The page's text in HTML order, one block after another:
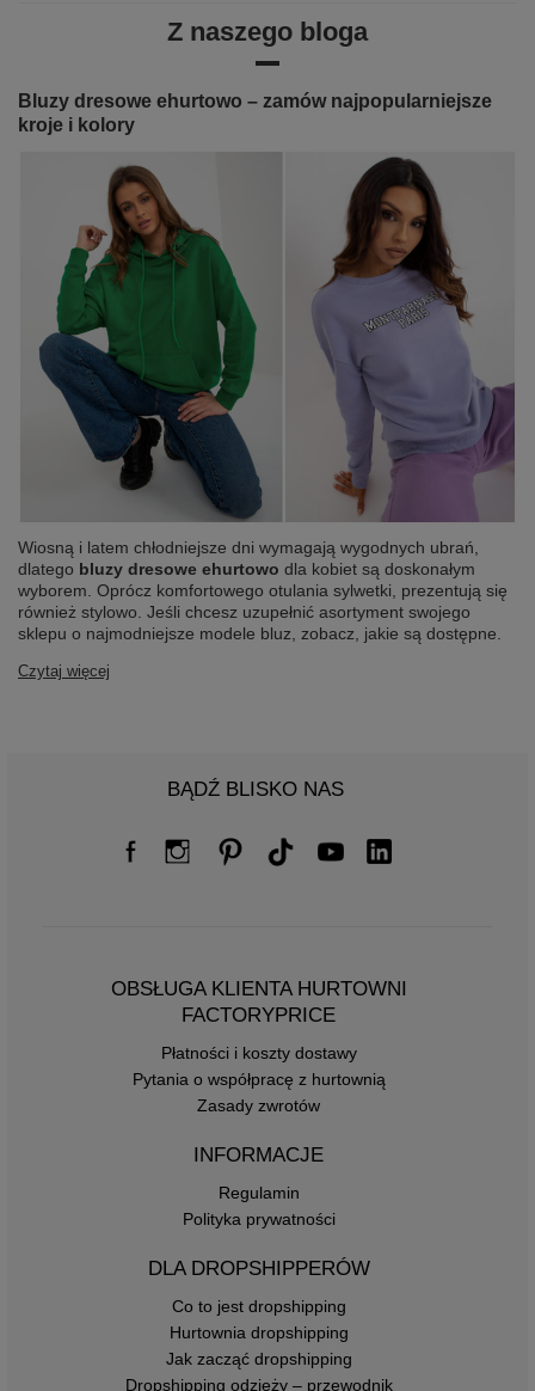
Z naszego bloga
Bluzy dresowe ehurtowo – zamów najpopularniejsze
kroje i kolory
Wiosną i latem chłodniejsze dni wymagają wygodnych ubrań,
dlatego bluzy dresowe ehurtowo dla kobiet są doskonałym
wyborem. Oprócz komfortowego otulania sylwetki, prezentują się
również stylowo. Jeśli chcesz uzupełnić asortyment swojego
sklepu o najmodniejsze modele bluz, zobacz, jakie są dostępne.
Czytaj więcej
BĄDŹ BLISKO NAS
OBSŁUGA KLIENTA HURTOWNI
FACTORYPRICE
Płatności i koszty dostawy
Pytania o współpracę z hurtownią
Zasady zwrotów
INFORMACJE
Regulamin
Polityka prywatności
DLA DROPSHIPPERÓW
Co to jest dropshipping
Hurtownia dropshipping
Jak zacząć dropshipping
Dropshipping odzieży – przewodnik